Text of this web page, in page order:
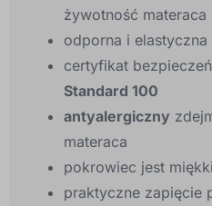
żywotność materaca
odporna i elastyczna
certyfikat
Standard 100
antyalergiczny
materaca
pokrowiec jest
praktyczne zapięcie